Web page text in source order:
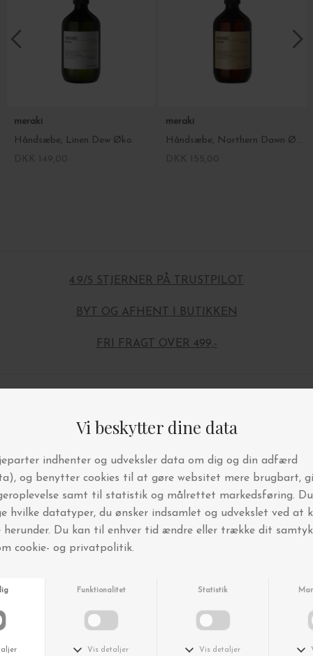
meraki
Håndsæbe, Linen Dew Øko.
meraki
Håndsæbe, Northern Dawn Øko.
4.9/5 STJERNER PÅ TRUSTPILOT
BYT OG AFHENT I BUTIKKEN
FRI FRAGT OVER 499,-
Andre købte også